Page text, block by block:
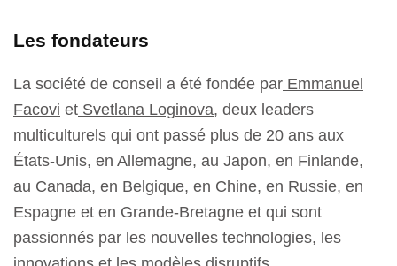
Les fondateurs
La société de conseil a été fondée par Emmanuel
Facovi et Svetlana Loginova, deux leaders
multiculturels qui ont passé plus de 20 ans aux
États-Unis, en Allemagne, au Japon, en Finlande,
au Canada, en Belgique, en Chine, en Russie, en
Espagne et en Grande-Bretagne et qui sont
passionnés par les nouvelles technologies, les